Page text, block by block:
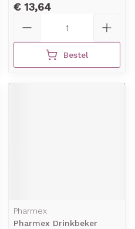
€ 13,64
Bestel
Pharmex
Pharmex Drinkbeker